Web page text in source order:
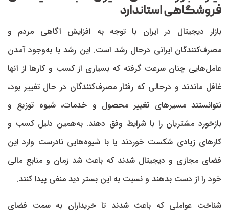
فروشگاهی استاندارد
بازار دیجیتال در ایران با توجه به افزایش آگاهی مردم و
مصرف‌کنندگان ایرانی درحال رشد است. این رشد با به‌وجود آمدن
عامل‌هایی چنان سرعت گرفته که بسیاری از کسب و کارها از آنها
غافل ماندند و درحالی که رفتار مصرف‌کنندگان در حال تغییر بود،
نتوانستند مسیرهای تغییر محصول و خدمات، شیوه توزیع و
بازخورد مشتریان را با شرایط وفق دهند. به‌همین دلیل کسب و
کارهای زیادی شکست خوردند یا با شیوه‌هایی نادرست وارد این
فضای مجازی و دیجیتال شدند که باعث شد زمان و منابع مالی
خود را از دست بدهند و نسبت به این بستر دید منفی پیدا کنند.
شناخت عواملی که باعث شدند تا خریداران به سمت فضای